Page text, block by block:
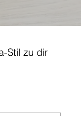
Stil zu dir